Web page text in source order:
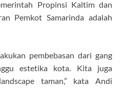
Propinsi Kaltim dan
Pemkot Samarinda adalah
pembebasan dari gang
estetika kota. Kita juga
taman,” kata Andi